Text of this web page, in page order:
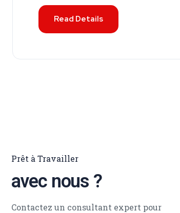
Read Details
Prêt à Travailler
avec nous ?
Contactez un consultant expert pour